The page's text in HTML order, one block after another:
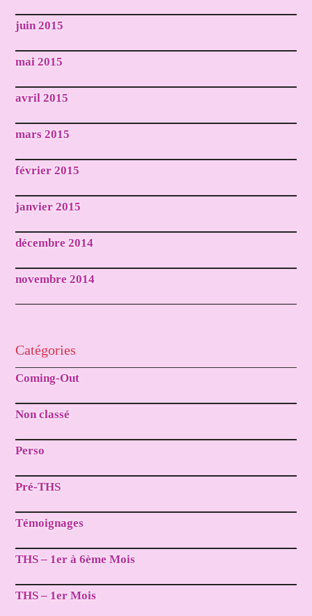
juin 2015
mai 2015
avril 2015
mars 2015
février 2015
janvier 2015
décembre 2014
novembre 2014
Catégories
Coming-Out
Non classé
Perso
Pré-THS
Témoignages
THS – 1er à 6ème Mois
THS – 1er Mois